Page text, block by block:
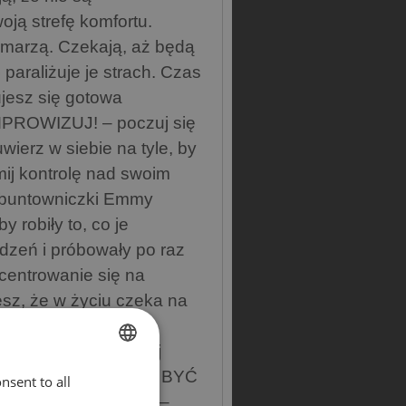
strefę komfortu.
Czekają, aż będą
je strach. Czas
się gotowa
– poczuj się
w siebie na tyle, by
kontrolę nad swoim
Emmy
robiły to, co je
i próbowały po raz
się na
że w życiu czeka na
jeśli chcesz się
wykorzystać swój
GDZIE CHCESZ BYĆ
planami –
to all